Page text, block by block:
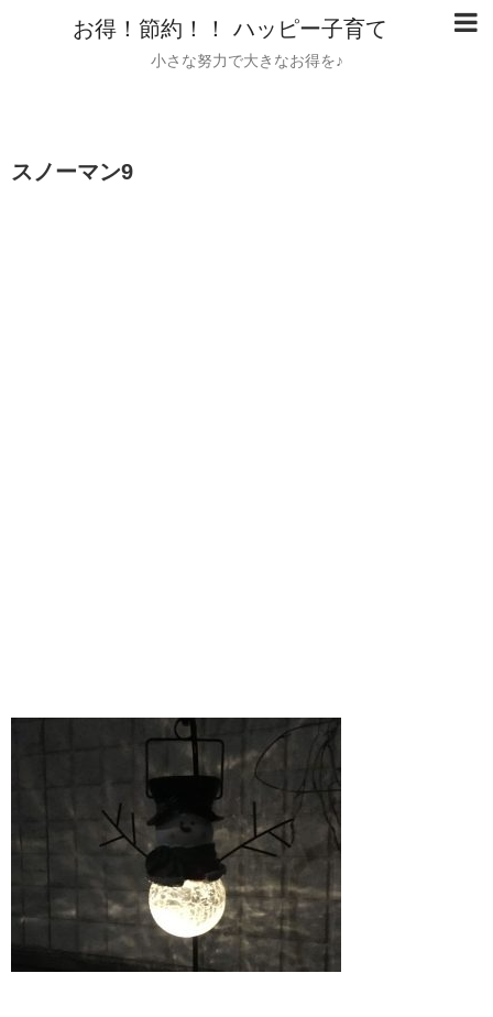
お得！節約！！ ハッピー子育て
小さな努力で大きなお得を♪
スノーマン9